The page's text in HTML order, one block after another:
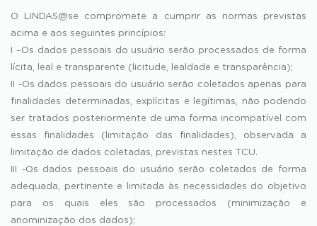
O LINDAS@se compromete a cumprir as normas previstas
acima e aos seguintes princípios:
I –Os dados pessoais do usuário serão processados de forma
lícita, leal e transparente (licitude, lealdade e transparência);
II -Os dados pessoais do usuário serão coletados apenas para
finalidades determinadas, explícitas e legítimas, não podendo
ser tratados posteriormente de uma forma incompatível com
essas finalidades (limitação das finalidades), observada a
limitação de dados coletadas, previstas nestes TCU.
III -Os dados pessoais do usuário serão coletados de forma
adequada, pertinente e limitada às necessidades do objetivo
para os quais eles são processados (minimização e
anominização dos dados);